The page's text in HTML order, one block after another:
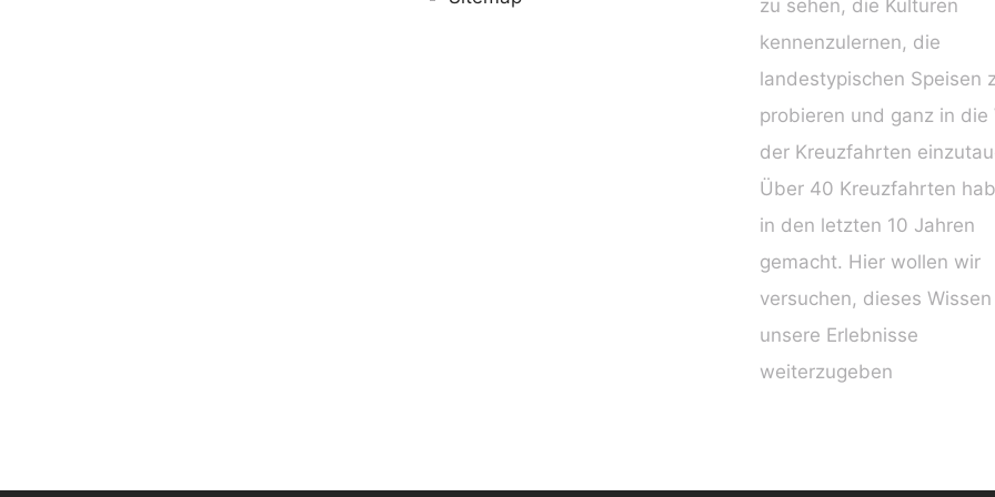
zu sehen, die Kulturen
kennenzulernen, die
landestypischen Speisen
probieren und ganz in die
der Kreuzfahrten
Über 40 Kreuzfahrten
in den letzten 10 Jahren
gemacht. Hier wollen wir
versuchen, dieses
unsere Erlebnisse
weiterzugeben